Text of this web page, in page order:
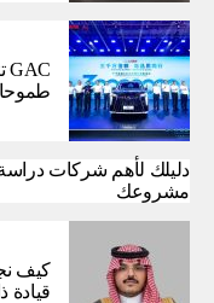
دليلك لأهم شركات
مشروعك
كيف
قيادة